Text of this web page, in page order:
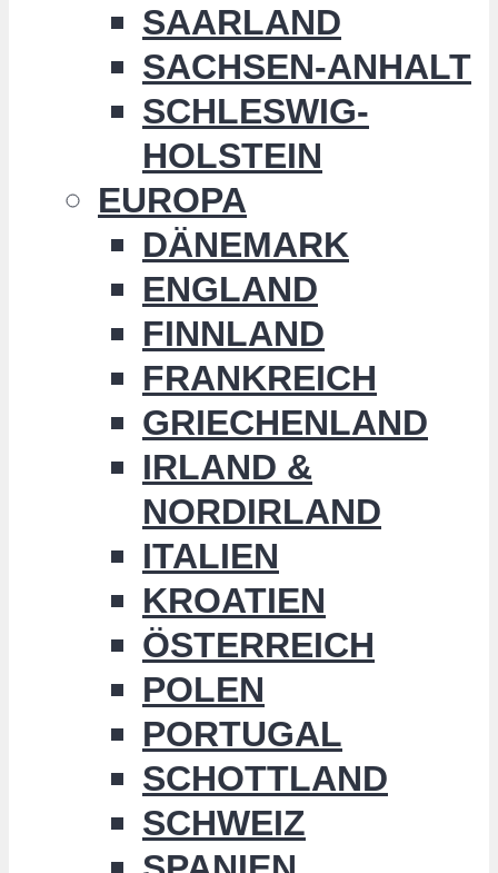
SAARLAND
SACHSEN-ANHALT
SCHLESWIG-
HOLSTEIN
EUROPA
DÄNEMARK
ENGLAND
FINNLAND
FRANKREICH
GRIECHENLAND
IRLAND &
NORDIRLAND
ITALIEN
KROATIEN
ÖSTERREICH
POLEN
PORTUGAL
SCHOTTLAND
SCHWEIZ